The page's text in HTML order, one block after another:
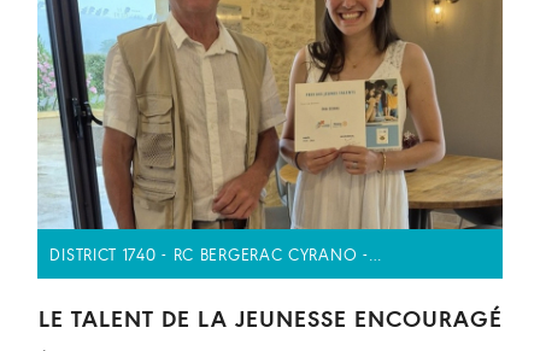
DISTRICT 1740 - RC BERGERAC CYRANO -…
LE TALENT DE LA JEUNESSE ENCOURAGÉ